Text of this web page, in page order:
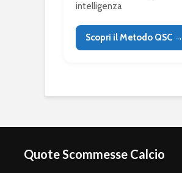
intelligenza
Scopri il Metodo QSC →
Quote Scommesse Calcio